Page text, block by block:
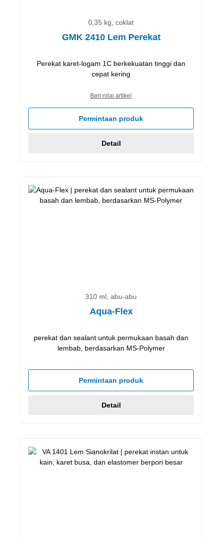
0,35 kg, coklat
GMK 2410 Lem Perekat
Perekat karet-logam 1C berkekuatan tinggi dan
cepat kering
Beri nilai artikel
Permintaan produk
Detail
310 ml, abu-abu
Aqua-Flex
perekat dan sealant untuk permukaan basah dan
lembab, berdasarkan MS-Polymer
Permintaan produk
Detail